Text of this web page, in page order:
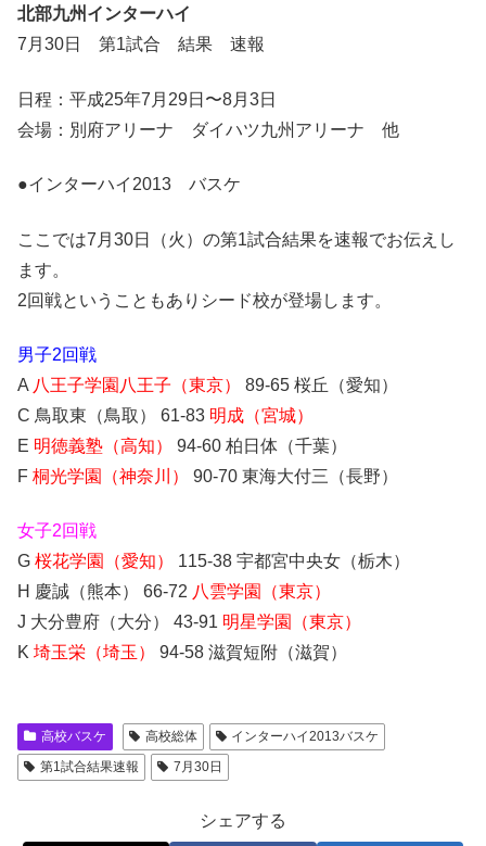
北部九州インターハイ
7月30日 第1試合 結果 速報
日程：平成25年7月29日〜8月3日
会場：別府アリーナ ダイハツ九州アリーナ 他
●インターハイ2013 バスケ
ここでは7月30日（火）の第1試合結果を速報でお伝えし
ます。
2回戦ということもありシード校が登場します。
男子2回戦
A 八王子学園八王子（東京）
89-65 桜丘（愛知）
C 鳥取東（鳥取） 61-83 明成（宮城）
E 明徳義塾（高知）
94-60 柏日体（千葉）
F 桐光学園（神奈川） 90-70 東海大付三（長野）
女子2回戦
G 桜花学園（愛知）
115-38 宇都宮中央女（栃木）
H 慶誠（熊本） 66-72 八雲学園（東京）
J 大分豊府（大分） 43-91 明星学園（東京）
K 埼玉栄（埼玉） 94-58 滋賀短附（滋賀）
高校バスケ 高校総体
インターハイ2013バスケ
第1試合結果速報
7月30日
シェアする